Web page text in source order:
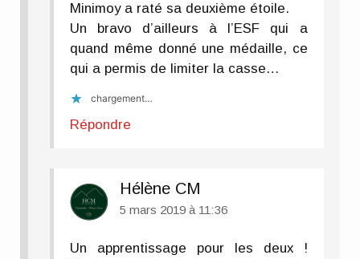
Minimoy a raté sa deuxième étoile.
Un bravo d’ailleurs à l’ESF qui a
quand même donné une médaille, ce
qui a permis de limiter la casse…
chargement…
Répondre
Hélène CM
5 mars 2019 à 11:36
Un apprentissage pour les deux !